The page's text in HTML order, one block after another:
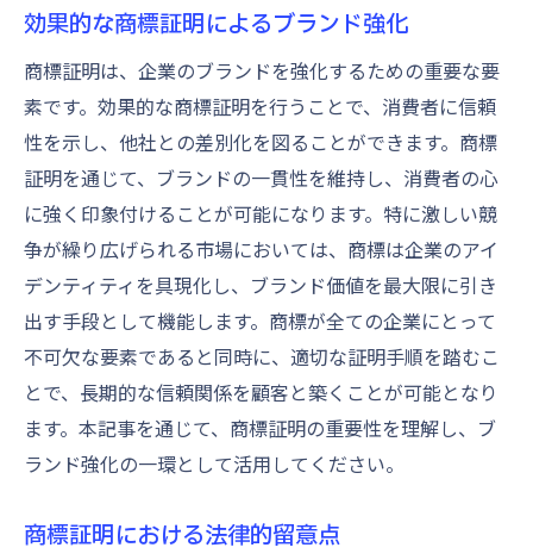
効果的な商標証明によるブランド強化
商標証明は、企業のブランドを強化するための重要な要
素です。効果的な商標証明を行うことで、消費者に信頼
性を示し、他社との差別化を図ることができます。商標
証明を通じて、ブランドの一貫性を維持し、消費者の心
に強く印象付けることが可能になります。特に激しい競
争が繰り広げられる市場においては、商標は企業のアイ
デンティティを具現化し、ブランド価値を最大限に引き
出す手段として機能します。商標が全ての企業にとって
不可欠な要素であると同時に、適切な証明手順を踏むこ
とで、長期的な信頼関係を顧客と築くことが可能となり
ます。本記事を通じて、商標証明の重要性を理解し、ブ
ランド強化の一環として活用してください。
商標証明における法律的留意点